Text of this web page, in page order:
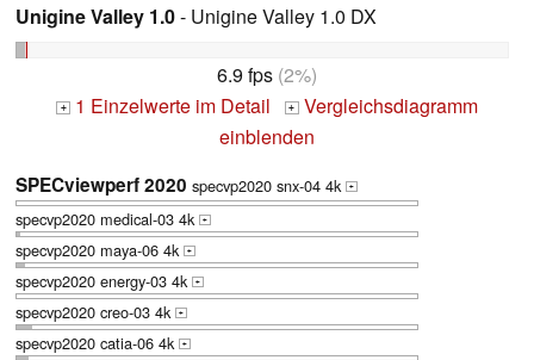
Unigine Valley 1.0- Unigine Valley 1.0 DX
6.9 fps (2%)
+ 1 Einzelwerte im Detail + Vergleichsdiagramm
einblenden
SPECviewperf 2020 specvp2020 snx-04 4k +
specvp2020 medical-03 4k +
specvp2020 maya-06 4k +
specvp2020 energy-03 4k +
specvp2020 creo-03 4k +
specvp2020 catia-06 4k +